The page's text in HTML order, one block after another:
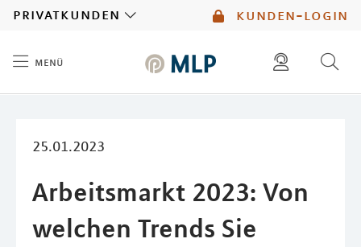
kunden-login
privatkunden
menü
25.01.2023
Arbeitsmarkt 2023: Von
welchen Trends Sie